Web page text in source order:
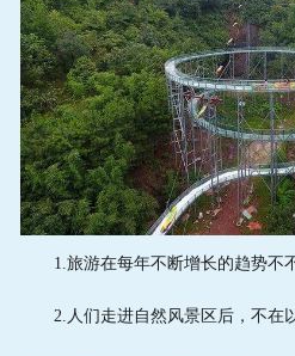
1.旅游在每年不断增长的趋势不不
2.人们走进自然风景区后，不在